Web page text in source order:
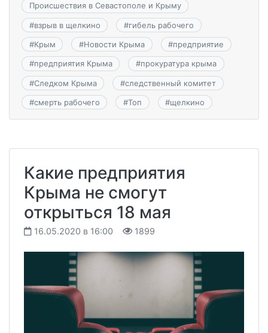
Происшествия в Севастополе и Крыму
#взрыв в щелкино #гибель рабочего
#Крым #Новости Крыма #предприятие
#предприятия Крыма #прокуратура крыма
#Следком Крыма #следственный комитет
#смерть рабочего #Топ #щелкино
Какие предприятия
Крыма не смогут
открыться 18 мая
16.05.2020 в 16:00 1899